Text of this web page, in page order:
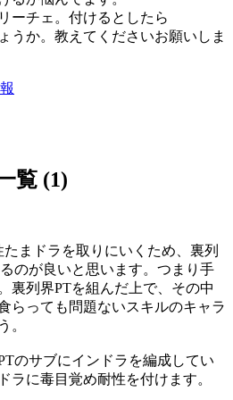
ーチェ。付けるとしたら
うか。教えてくださいお願いしま
覧 (1)
まドラを取りにいくため、裏列
のが良いと思います。つまり手
裏列界PTを組んだ上で、その中
らっても問題ないスキルのキャラ
。
のサブにインドラを編成してい
ラに毒目覚め耐性を付けます。